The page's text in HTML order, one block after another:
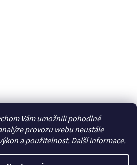
Vám umožnili pohodlné
provozu webu neustále
a použitelnost. Dalšíinformace.